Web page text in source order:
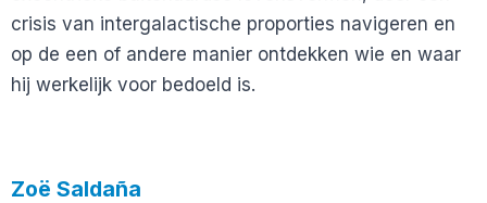
crisis van intergalactische proporties navigeren en
op de een of andere manier ontdekken wie en waar
hij werkelijk voor bedoeld is.
Zoë Saldaña